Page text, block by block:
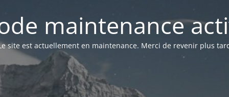
maintenance
site est actuellement en maintenance. Merci de revenir plus